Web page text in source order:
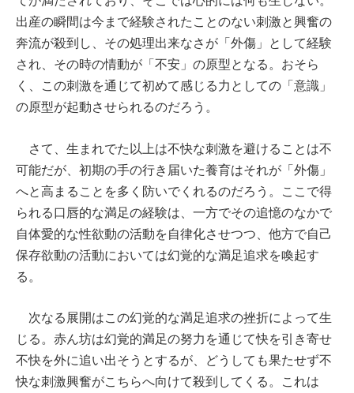
出産の瞬間は今まで経験されたことのない刺激と興奮の
奔流が殺到し、その処理出来なさが「外傷」として経験
され、その時の情動が「不安」の原型となる。おそら
く、この刺激を通じて初めて感じる力としての「意識」
の原型が起動させられるのだろう。
さて、生まれでた以上は不快な刺激を避けることは不
可能だが、初期の手の行き届いた養育はそれが「外傷」
へと高まることを多く防いでくれるのだろう。ここで得
られる口唇的な満足の経験は、一方でその追憶のなかで
自体愛的な性欲動の活動を自律化させつつ、他方で自己
保存欲動の活動においては幻覚的な満足追求を喚起す
る。
次なる展開はこの幻覚的な満足追求の挫折によって生
じる。赤ん坊は幻覚的満足の努力を通じて快を引き寄せ
不快を外に追い出そうとするが、どうしても果たせず不
快な刺激興奮がこちらへ向けて殺到してくる。これは